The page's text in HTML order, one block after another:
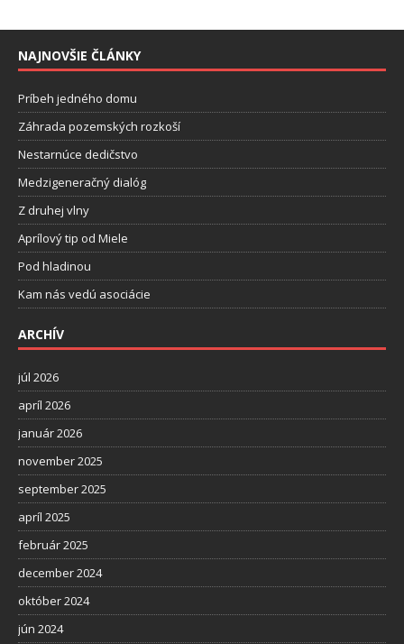
NAJNOVŠIE ČLÁNKY
Príbeh jedného domu
Záhrada pozemských rozkoší
Nestarnúce dedičstvo
Medzigeneračný dialóg
Z druhej vlny
Aprílový tip od Miele
Pod hladinou
Kam nás vedú asociácie
ARCHÍV
júl 2026
apríl 2026
január 2026
november 2025
september 2025
apríl 2025
február 2025
december 2024
október 2024
jún 2024